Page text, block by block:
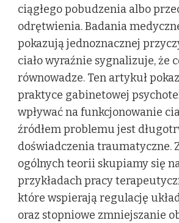
ciągłego pobudzenia albo
odrętwienia. Badania
pokazują jednoznacznej
ciało wyraźnie sygnalizuje, że
równowadze. Ten artykuł
praktyce gabinetowej
wpływać na funkcjonowanie
źródłem problemu jest
doświadczenia traumatyczne.
ogólnych teorii skupiamy się
przykładach pracy
które wspierają regulację
oraz stopniowe zmniejszanie